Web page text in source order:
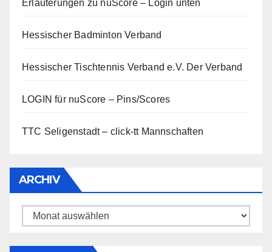
Erläuterungen zu nuScore– Login unten
Hessischer Badminton Verband
Hessischer Tischtennis Verband e.V. Der Verband
LOGIN für nuScore – Pins/Scores
TTC Seligenstadt – click-tt Mannschaften
ARCHIV
Archiv